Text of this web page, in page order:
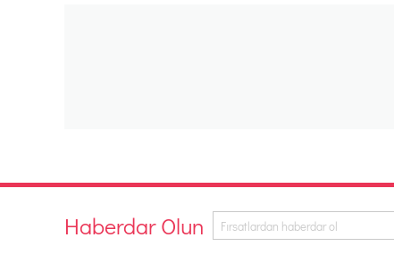
Haberdar Olun